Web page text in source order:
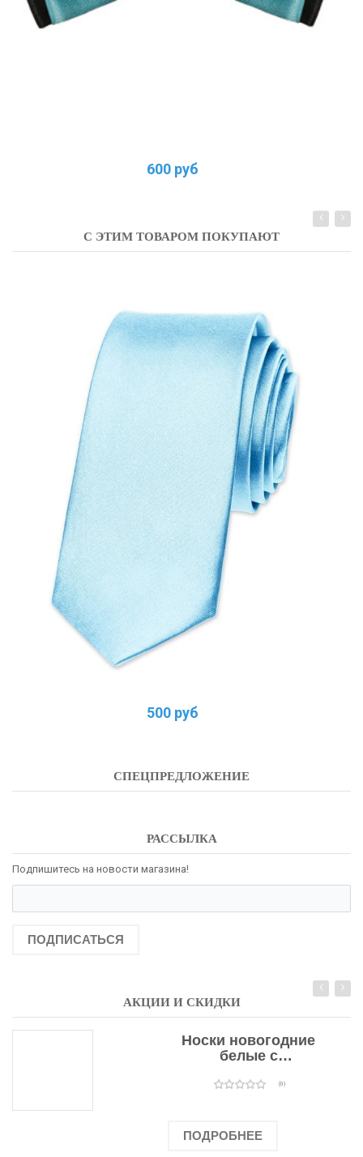
600 руб
С ЭТИМ ТОВАРОМ ПОКУПАЮТ
500 руб
СПЕЦПРЕДЛОЖЕНИЕ
РАССЫЛКА
Подпишитесь на новости магазина!
ПОДПИСАТЬСЯ
АКЦИИ И СКИДКИ
Носки новогодние
белые с
оленями(0)
ПОДРОБНЕЕ